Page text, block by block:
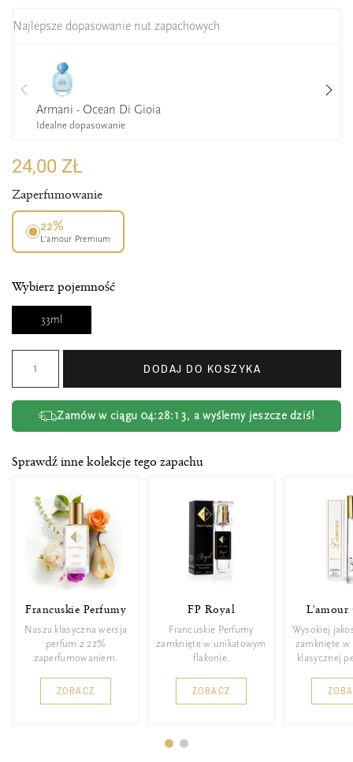
Najlepsze dopasowanie nut zapachowych
Armani - Ocean Di Gioia
Idealne dopasowanie
24,00 ZŁ
Zaperfumowanie
22%
L’amour Premium
Wybierz pojemność
33ml
DODAJ DO KOSZYKA
Zamów w ciągu 04:28:12, a wyślemy jeszcze dziś!
Sprawdź inne kolekcje tego zapachu
Francuskie Perfumy
Nasza klasyczna wersja
perfum z 22%
zaperfumowaniem.
ZOBACZ
FP Royal
Francuskie Perfumy
zamknięte w unikatowym
flakonie.
ZOBACZ
L'amour
Wysokiej
zamknięte w
klasycznej